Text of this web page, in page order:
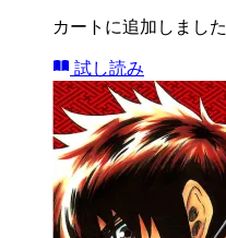
カートに追加しました
試し読み